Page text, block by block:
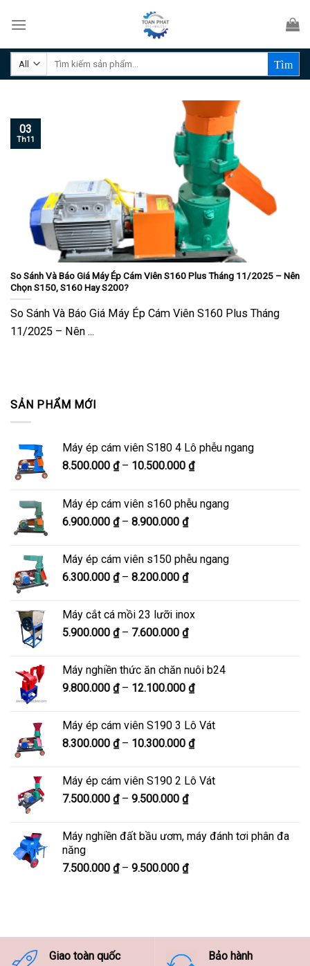
Tìm
SẢN PHẨM MỚI
Máy ép cám viên S180 4 Lô phễu ngang
8.500.000 ₫ – 10.500.000 ₫Khoảng
8.500.000 ₫
Máy ép cám viên s160 phễu ngang
6.900.000 ₫ – 8.900.000 ₫Khoảng
từ
6.900.000 ₫
đến
Máy ép cám viên s150 phễu ngang
6.300.000 ₫ – 8.200.000 ₫Khoảng
6.300.000 ₫
đến
Máy cắt cá mồi 23 lưỡi inox
5.900.000 ₫ – 7.600.000 ₫Khoảng
5.900.000 ₫
đến
Máy nghiền thức ăn chăn nuôi b24
9.800.000 ₫ – 12.100.000 ₫Khoảng
9.800.000 ₫
đến
Máy ép cám viên S190 3 Lô Vát
8.300.000 ₫ – 10.300.000 ₫Khoảng
8.300.000 ₫
Máy ép cám viên S190 2 Lô Vát
7.500.000 ₫ – 9.500.000 ₫Khoảng
7.500.000 ₫
9.500.000 ₫
Máy nghiền đất bầu ươm, máy đánh tơi phân đa
năng
7.500.000 ₫ – 9.500.000 ₫Khoảng
9.500.000 ₫
So Sánh Và Báo Giá Máy Ép Cám Viên S160 Plus Tháng 11/2025 – Nên
Chọn S150, S160 Hay S200?
So Sánh Và Báo Giá Máy Ép Cám Viên S160 Plus Tháng
11/2025 – Nên ...
03
Th11
Giao toàn quốc Bảo hành